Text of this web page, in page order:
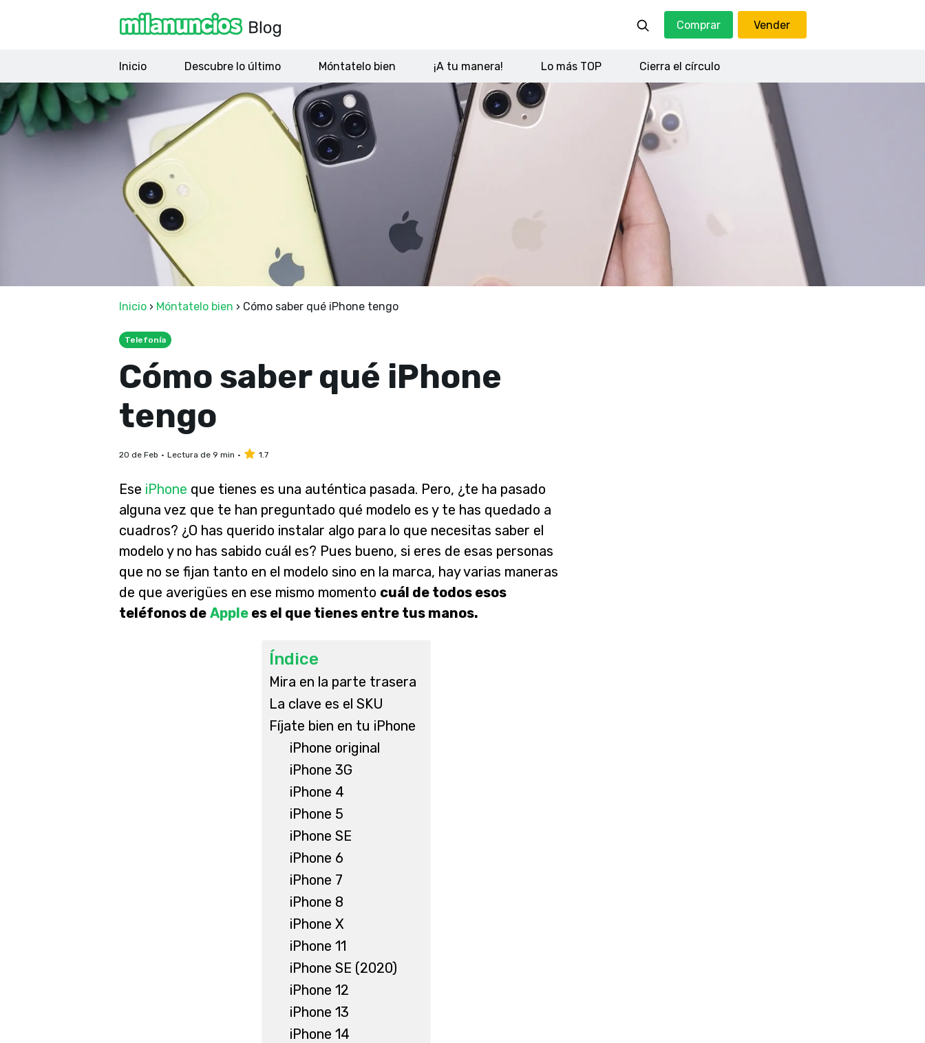
Comprar Vender
Inicio Descubre lo último Móntatelo bien ¡A tu manera! Lo más TOP Cierra el círculo
Inicio › Móntatelo bien › Cómo saber qué iPhone tengo
Telefonía
Cómo saber qué iPhone
tengo
20 de Feb Lectura de 9 min 1.7
Ese iPhone que tienes es una auténtica pasada. Pero, ¿te ha pasado
alguna vez que te han preguntado qué modelo es y te has quedado a
cuadros? ¿O has querido instalar algo para lo que necesitas saber el
modelo y no has sabido cuál es? Pues bueno, si eres de esas personas
que no se fijan tanto en el modelo sino en la marca, hay varias maneras
de que averigües en ese mismo momento cuál de todos esos
teléfonos de Applees el que tienes entre tus manos.
Índice
Mira en la parte trasera
La clave es el SKU
Fíjate bien en tu iPhone
iPhone original
iPhone 3G
iPhone 4
iPhone 5
iPhone SE
iPhone 6
iPhone 7
iPhone 8
iPhone X
iPhone 11
iPhone SE (2020)
iPhone 12
iPhone 13
iPhone 14